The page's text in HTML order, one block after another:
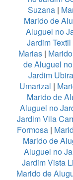
Suzana |
Marido de
Aluguel no
Jardim Textil
Marias |
de Aluguel
Jardim
Umarizal |
Marido de
Aluguel no
Jardim Vila
Formosa|
Marido de
Aluguel no
Jardim Vista
Marido de